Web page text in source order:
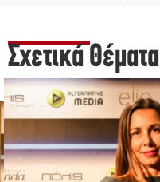
Σχετικά Θέματα